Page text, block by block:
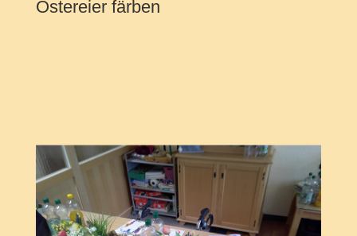
Ostereier färben